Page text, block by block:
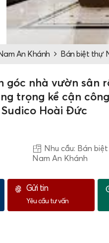
An Khánh Bán biệt thự
góc nhà vườn sân
trọng kề cận
Hoài Đức
Nhu cầu: Bán
Nam An Khánh
Gửi tin
Yêu cầu tư vấn